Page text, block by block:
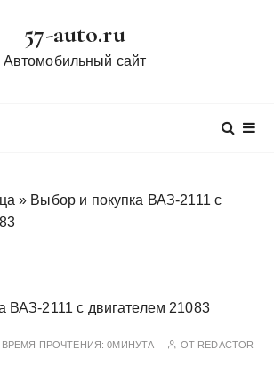
57-auto.ru
Автомобильный сайт
» Выбор и покупка ВАЗ-2111 с
ВАЗ-2111 с двигателем 21083
ВРЕМЯ ПРОЧТЕНИЯ:0МИНУТА ОТ REDACTOR